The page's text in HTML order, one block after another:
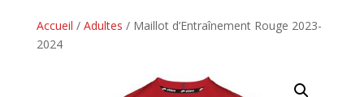
Accueil / Adultes / Maillot d’Entraînement Rouge 2023-
2024